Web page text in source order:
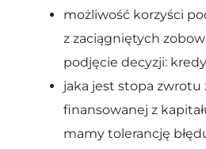
możliwość korzyści
z zaciągniętych
podjęcie decyzji:
jaka jest stopa zwrotu
finansowanej z
mamy tolerancję